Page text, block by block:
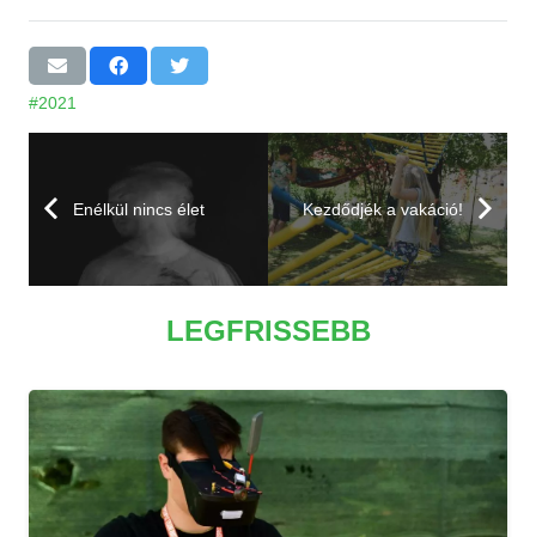
#2021
Enélkül nincs élet Kezdődjék a vakáció!
LEGFRISSEBB